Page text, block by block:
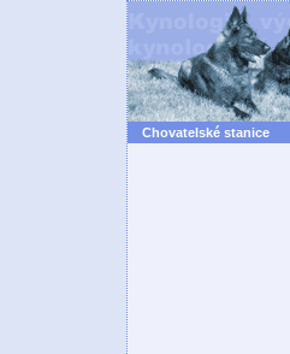
Chovatelské stanice